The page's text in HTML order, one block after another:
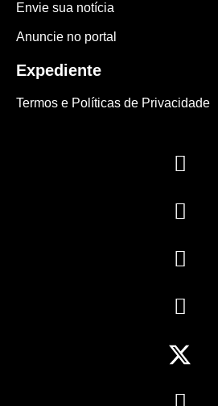
Envie sua notícia
Anuncie no portal
Expediente
Termos e Políticas de Privacidade